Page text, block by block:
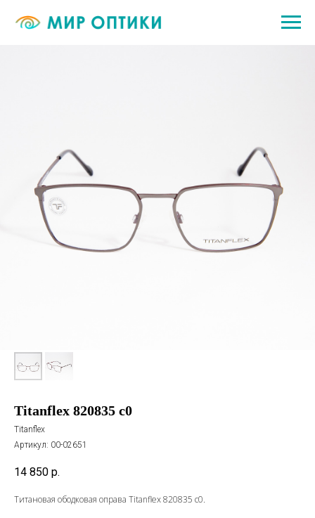
Titanflex 820835 c0
Titanflex
Артикул: 00-02651
14 850 р.
Титановая ободковая оправа Titanflex 820835 c0.